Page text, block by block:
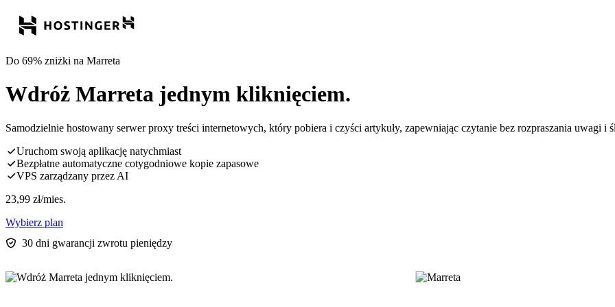
Do 69% zniżki na Marreta
Wdróż Marreta jednym kliknięciem.
Samodzielnie hostowany serwer proxy treści internetowych, który pobiera i czyści artykuły, zapewniając czytanie bez rozpraszania uwagi i
Uruchom swoją aplikację natychmiast
Bezpłatne automatyczne cotygodniowe kopie zapasowe
VPS zarządzany przez AI
23,99 zł/mies.
Wybierz plan
30 dni gwarancji zwrotu pieniędzy